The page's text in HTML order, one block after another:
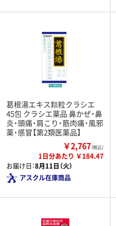
葛根湯エキス顆粒クラシエ
45包 クラシエ薬品 鼻かぜ・鼻
炎・頭痛・肩こり・筋肉痛・風邪
薬・感冒【第2類医薬品】
￥2,767（税込）
1日分あたり ￥184.47
お届け日：8月11日（火）
アスクル在庫商品